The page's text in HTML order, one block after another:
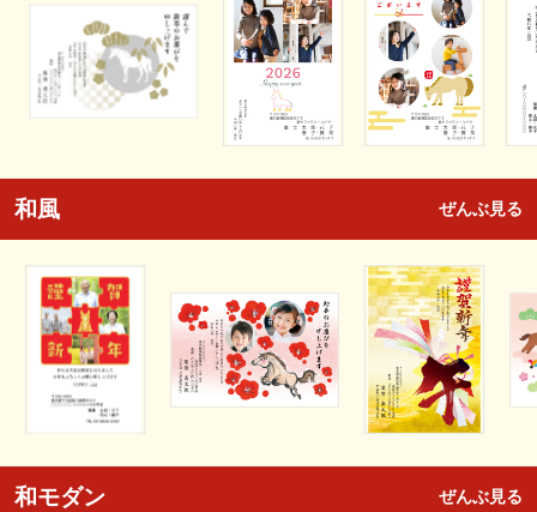
和風 ぜんぶ見る
和モダン ぜんぶ見る